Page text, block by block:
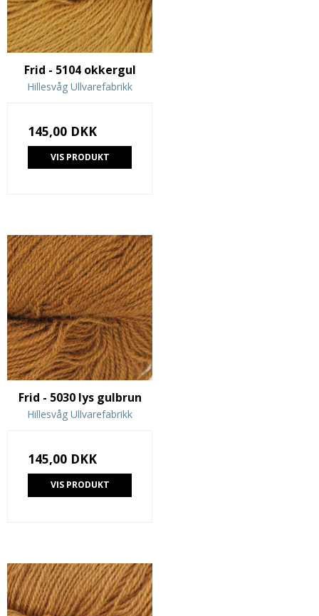
Frid - 5104 okkergul
Hillesvåg Ullvarefabrikk
145,00 DKK
VIS PRODUKT
Frid - 5030 lys gulbrun
Hillesvåg Ullvarefabrikk
145,00 DKK
VIS PRODUKT